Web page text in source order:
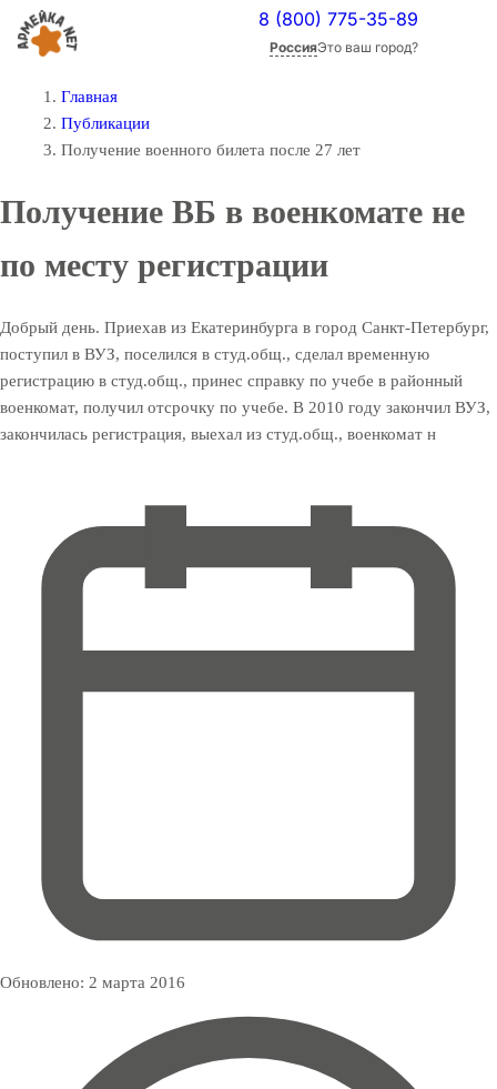
8 (800) 775-35-89
РоссияЭто ваш город?
Главная
Публикации
Получение военного билета после 27 лет
Получение ВБ в военкомате не
по месту регистрации
Добрый день. Приехав из Екатеринбурга в город Санкт-Петербург,
поступил в ВУЗ, поселился в студ.общ., сделал временную
регистрацию в студ.общ., принес справку по учебе в районный
военкомат, получил отсрочку по учебе. В 2010 году закончил ВУЗ,
закончилась регистрация, выехал из студ.общ., военкомат н
Обновлено: 2 марта 2016